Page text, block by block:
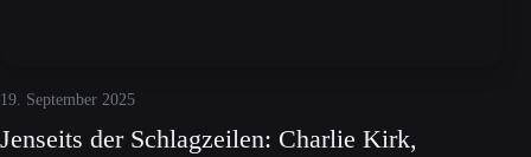
19. September 2025
Jenseits der Schlagzeilen: Charlie Kirk,